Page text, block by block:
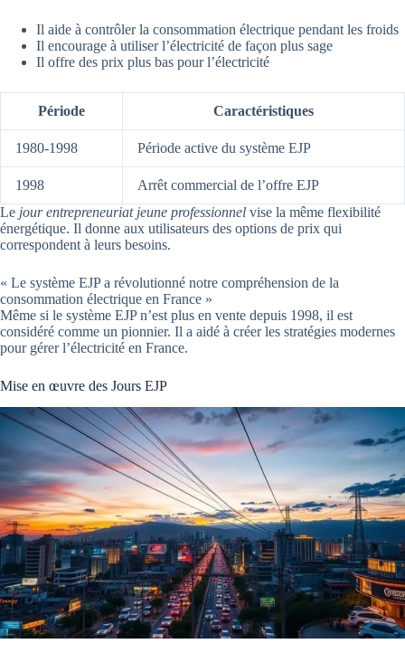
Il aide à contrôler la consommation électrique pendant les froids
Il encourage à utiliser l’électricité de façon plus sage
Il offre des prix plus bas pour l’électricité
Période Caractéristiques
1980-1998 Période active du système EJP
1998
Arrêt commercial de l’offre EJP
Le jour entrepreneuriat jeune professionnel vise la même flexibilité
énergétique. Il donne aux utilisateurs des options de prix qui
correspondent à leurs besoins.
« Le système EJP a révolutionné notre compréhension de la
consommation électrique en France »
Même si le système EJP n’est plus en vente depuis 1998, il est
considéré comme un pionnier. Il a aidé à créer les stratégies modernes
pour gérer l’électricité en France.
Mise en œuvre des Jours EJP